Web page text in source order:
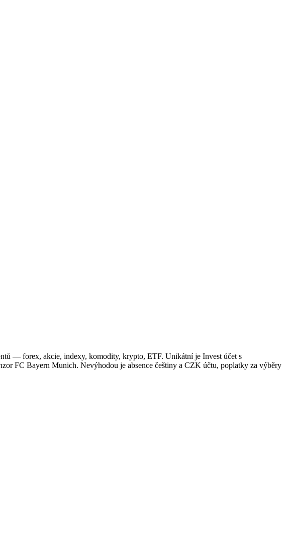
— forex, akcie, indexy, komodity, krypto, ETF. Unikátní je Invest účet s
FC Bayern Munich. Nevýhodou je absence češtiny a CZK účtu, poplatky za výběry